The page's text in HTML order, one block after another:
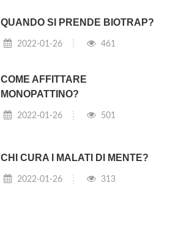
QUANDO SI PRENDE BIOTRAP?
2022-01-26 461
COME AFFITTARE
MONOPATTINO?
2022-01-26 501
CHI CURA I MALATI DI MENTE?
2022-01-26 313